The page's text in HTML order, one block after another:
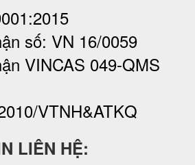
số: VN 16/0059
VINCAS 049-QMS
VTNH&ATKQ
LIÊN HỆ: